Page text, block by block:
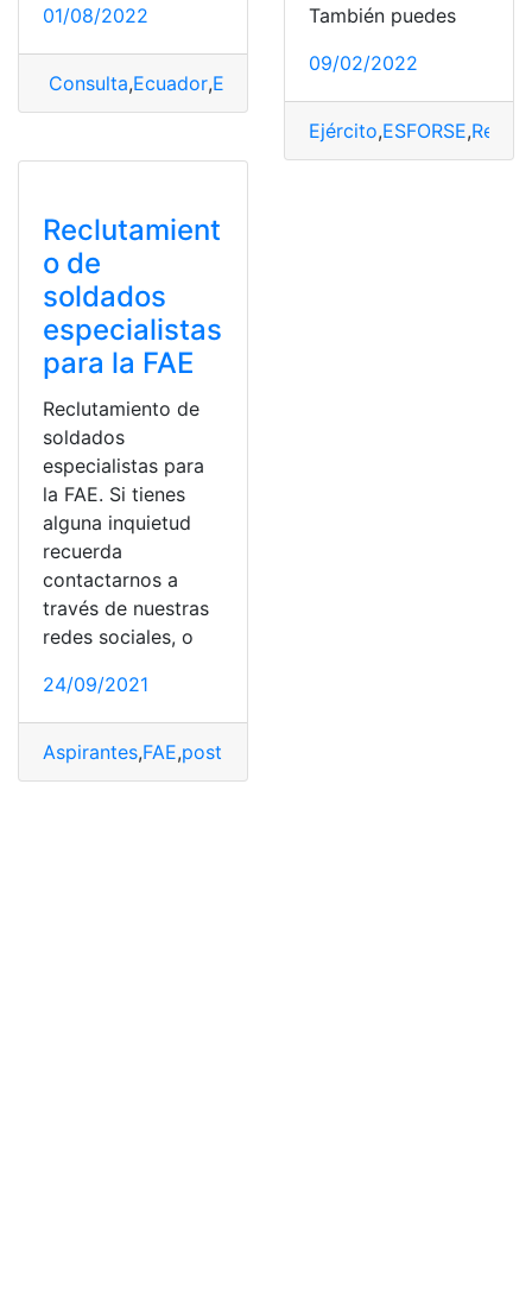
01/08/2022
Consulta,Ecuador,Ejercito
También puedes
09/02/2022
Ejército,ESFORSE,
Reclutamient
o de
soldados
especialistas
para la FAE
Reclutamiento de
soldados
especialistas para
la FAE. Si tienes
alguna inquietud
recuerda
contactarnos a
través de nuestras
redes sociales, o
24/09/2021
Aspirantes,FAE,postulación